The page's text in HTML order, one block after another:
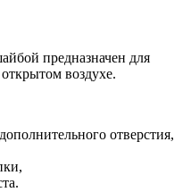
предназначен для
воздухе.
отверстия,